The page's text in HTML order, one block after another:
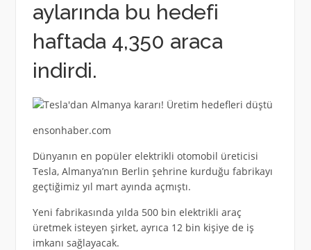
aylarında bu hedefi
haftada 4,350 araca
indirdi.
ensonhaber.com
Dünyanın en popüler elektrikli otomobil üreticisi
Tesla, Almanya’nın Berlin şehrine kurduğu fabrikayı
geçtiğimiz yıl mart ayında açmıştı.
Yeni fabrikasında yılda 500 bin elektrikli araç
üretmek isteyen şirket, ayrıca 12 bin kişiye de iş
imkanı sağlayacak.